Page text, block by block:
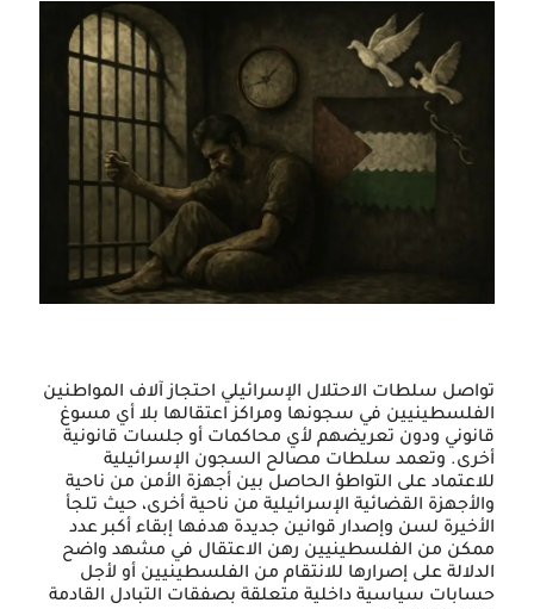
تواصل سلطات الاحتلال الإسرائيلي احتجاز آلاف المواطنين
الفلسطينيين في سجونها ومراكز اعتقالها بلا أي مسوغ
قانوني ودون تعريضهم لأي محاكمات أو جلسات قانونية
أخرى. وتعمد سلطات مصالح السجون الإسرائيلية
للاعتماد على التواطؤ الحاصل بين أجهزة الأمن من ناحية
والأجهزة القضائية الإسرائيلية من ناحية أخرى، حيث تلجأ
الأخيرة لسن وإصدار قوانين جديدة هدفها إبقاء أكبر عدد
ممكن من الفلسطينيين رهن الاعتقال في مشهد واضح
الدلالة على إصرارها للانتقام من الفلسطينيين أو لأجل
حسابات سياسية داخلية متعلقة بصفقات التبادل القادمة